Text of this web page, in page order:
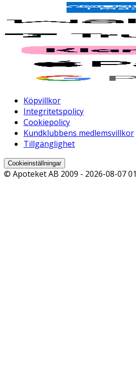
Köpvillkor
Integritetspolicy
Cookiepolicy
Kundklubbens medlemsvillkor
Tillgänglighet
Cookieinställningar
© Apoteket AB 2009 - 2026-08-07